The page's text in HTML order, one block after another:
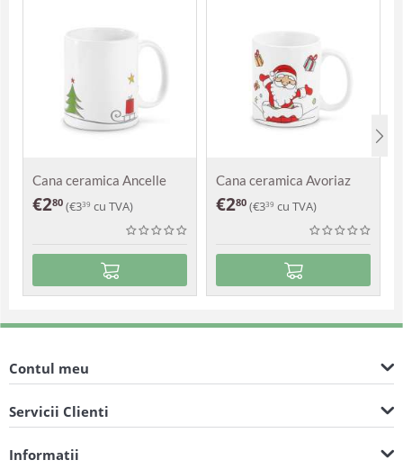
Cana ceramica Ancelle
€280 (€339 cu TVA)
Cana ceramica Avoriaz
€280 (€339 cu TVA)
Contul meu
Servicii Clienti
Informatii